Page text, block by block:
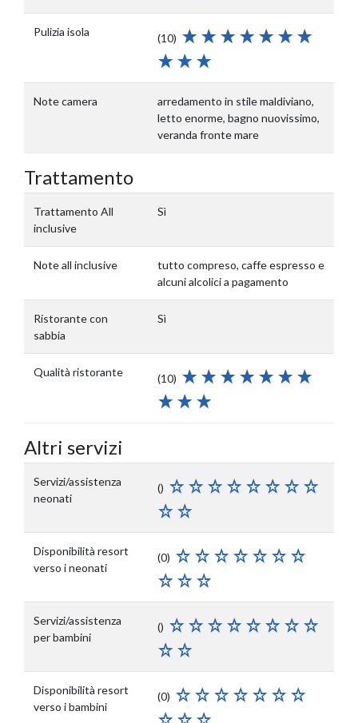
Pulizia isola (10)
Note camera
arredamento in stile maldiviano,
letto enorme, bagno nuovissimo,
veranda fronte mare
Trattamento
Trattamento All
inclusive
Sì
Note all inclusive
tutto compreso, caffe espresso e
alcuni alcolici a pagamento
Ristorante con
sabbia
Sì
Qualità ristorante (10)
Altri servizi
Servizi/assistenza
neonati
()
Disponibilità resort
verso i neonati
(0)
Servizi/assistenza
per bambini
()
Disponibilità resort
verso i bambini
(0)